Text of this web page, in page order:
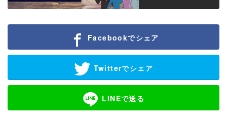
Facebookでシェア
Twitterでシェア
LINEで送る